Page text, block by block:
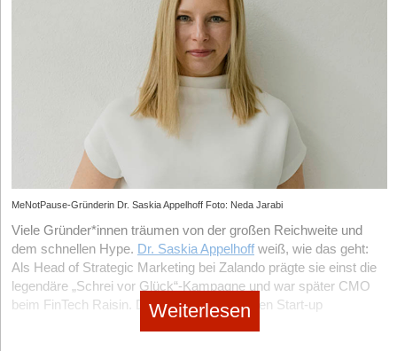
MeNotPause-Gründerin Dr. Saskia Appelhoff Foto: Neda Jarabi
Viele Gründer*innen träumen von der großen Reichweite und
dem schnellen Hype. Dr. Saskia Appelhoff weiß, wie das geht:
Als Head of Strategic Marketing bei Zalando prägte sie einst die
legendäre „Schrei vor Glück“-Kampagne und war später CMO
beim FinTech Raisin. Doch mit ihrem eigenen Start-up
Weiterlesen